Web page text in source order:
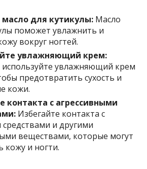
масло для кутикулы: Масло
поможет увлажнить и
вокруг ногтей.
увлажняющий крем:
используйте увлажняющий крем
предотвратить сухость и
кожи.
контакта с агрессивными
Избегайте контакта с
и другими
веществами, которые могут
кожу и ногти.